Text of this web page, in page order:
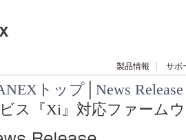
製品情報 サポ
トップ│ News Release
ス『Xi』対応ファーム